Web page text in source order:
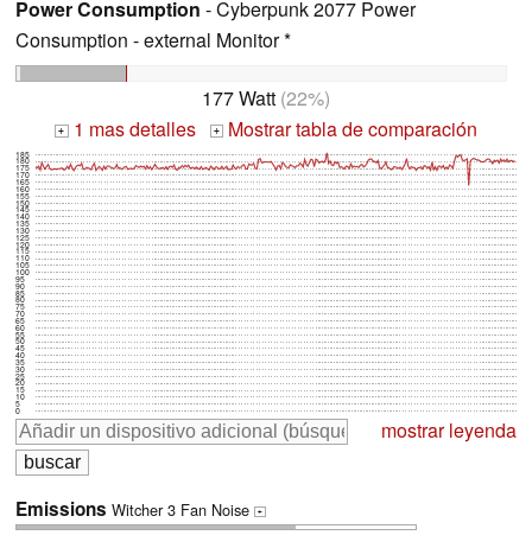
Power Consumption - Cyberpunk 2077 Power
Consumption - external Monitor *
177 Watt (22%)
+ 1 mas detalles + Mostrar tabla de comparación
0
5
10
15
20
25
30
35
40
45
50
55
60
65
70
75
80
85
90
95
100
105
110
115
120
125
130
135
140
145
150
155
160
165
170
175
180
185
mostrar leyenda
Emissions Witcher 3 Fan Noise +